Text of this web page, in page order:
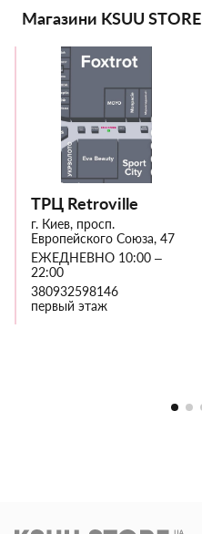
Магазини KSUU STORE
ТРЦ Retroville
г. Киев, просп.
Европейского Союза, 47
ЕЖЕДНЕВНО 10:00 –
22:00
380932598146
первый этаж